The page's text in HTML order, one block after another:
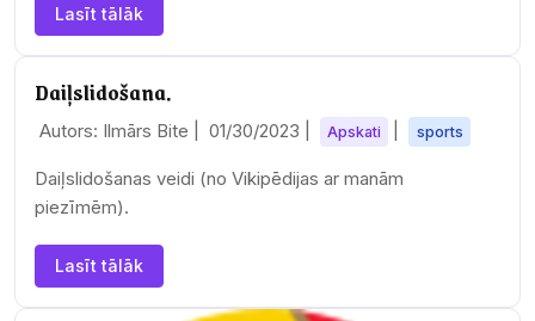
Lasīt tālāk
Daiļslidošana.
Autors: Ilmārs Bite | 01/30/2023 Apskati sports
Daiļslidošanas veidi (no Vikipēdijas ar manām
piezīmēm).
Lasīt tālāk